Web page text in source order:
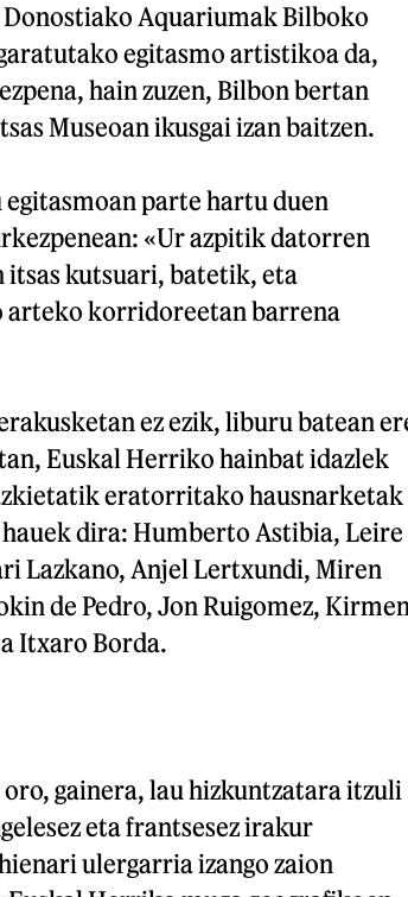
Aquariumak Bilboko
egitasmo artistikoa da,
hain zuzen, Bilbon bertan
Museoan ikusgai izan baitzen.
parte hartu duen
«Ur azpitik datorren
itsas kutsuari, batetik, eta
arteko korridoreetan barrena
ez ezik, liburu batean
Euskal Herriko hainbat idazlek
eratorritako hausnarketak
dira: Humberto Astibia, Leire
Lazkano, Anjel Lertxundi, Miren
de Pedro, Jon Ruigomez,
Itxaro Borda.
gainera, lau hizkuntzatara itzuli
eta frantsesez irakur
ulergarria izango zaion